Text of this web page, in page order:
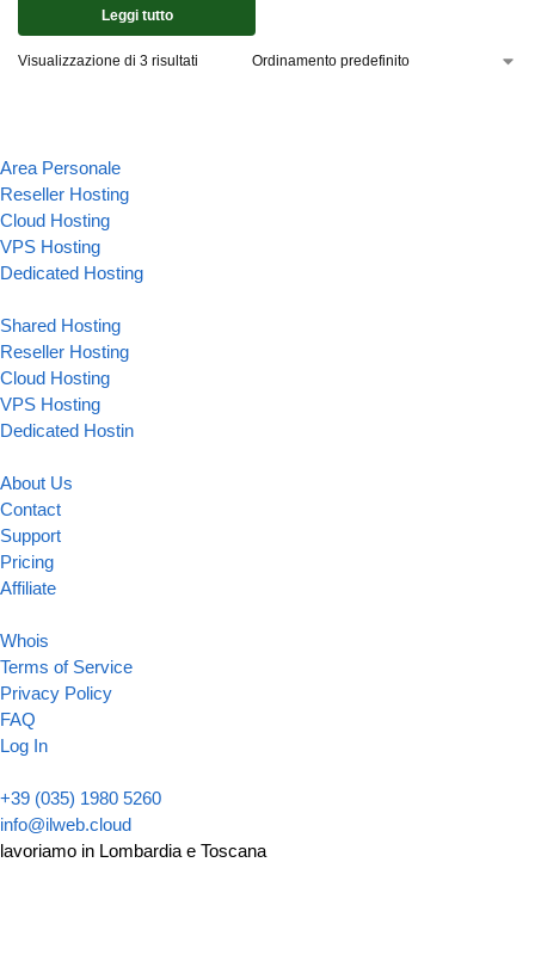
Leggi tutto
Visualizzazione di 3 risultati
Area Personale
Reseller Hosting
Cloud Hosting
VPS Hosting
Dedicated Hosting
Shared Hosting
Reseller Hosting
Cloud Hosting
VPS Hosting
Dedicated Hostin
About Us
Contact
Support
Pricing
Affiliate
Whois
Terms of Service
Privacy Policy
FAQ
Log In
+39 (035) 1980 5260
info@ilweb.cloud
lavoriamo in Lombardia e Toscana